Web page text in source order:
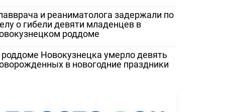
и реаниматолога задержали по
о гибели девяти младенцев в
роддоме
роддоме Новокузнецка умерло девять
в новогодние праздники